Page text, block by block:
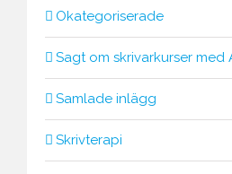
Okategoriserade
Sagt om skrivarkurser med
Samlade inlägg
Skrivterapi